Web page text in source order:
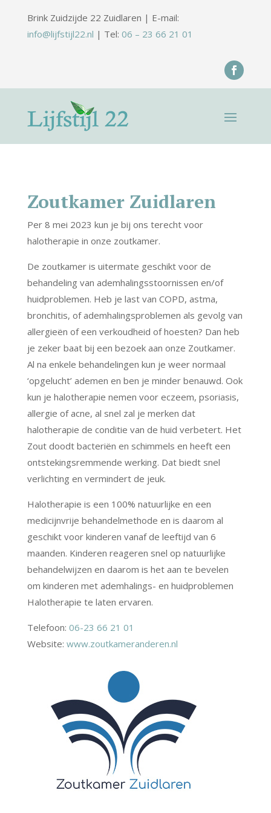
Brink Zuidzijde 22 Zuidlaren | E-mail:
info@lijfstijl22.nl | Tel: 06 – 23 66 21 01
Zoutkamer Zuidlaren
Per 8 mei 2023 kun je bij ons terecht voor
halotherapie in onze zoutkamer.
De zoutkamer is uitermate geschikt voor de
behandeling van ademhalingsstoornissen en/of
huidproblemen. Heb je last van COPD, astma,
bronchitis, of ademhalingsproblemen als gevolg van
allergieën of een verkoudheid of hoesten? Dan heb
je zeker baat bij een bezoek aan onze Zoutkamer.
Al na enkele behandelingen kun je weer normaal
‘opgelucht’ ademen en ben je minder benauwd. Ook
kun je halotherapie nemen voor eczeem, psoriasis,
allergie of acne, al snel zal je merken dat
halotherapie de conditie van de huid verbetert. Het
Zout doodt bacteriën en schimmels en heeft een
ontstekingsremmende werking. Dat biedt snel
verlichting en vermindert de jeuk.
Halotherapie is een 100% natuurlijke en een
medicijnvrije behandelmethode en is daarom al
geschikt voor kinderen vanaf de leeftijd van 6
maanden. Kinderen reageren snel op natuurlijke
behandelwijzen en daarom is het aan te bevelen
om kinderen met ademhalings- en huidproblemen
Halotherapie te laten ervaren.
Telefoon: 06-23 66 21 01
Website: www.zoutkameranderen.nl